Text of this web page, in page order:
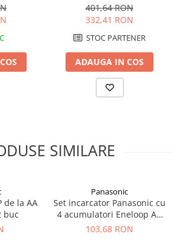
a
401,64 RON
332,41 RON
STOC PARTENER
ADAUGA IN COS
SIMILARE
de la AA
buc
Panasonic
Set incarcator Panasonic cu
4 acumulatori Eneloop AA
min 1900mah (K-
103,68 RON